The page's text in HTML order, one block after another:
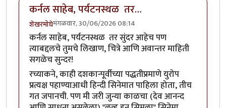
कर्नल साहेब, पर्यटनस्थळ तर…
शेखरमोघेमंगळवार, 30/06/2026 08:14
कर्नल साहेब, पर्यटनस्थळ तर सुंदर आहेच पण
त्याबद्दलचे तुमचे लिखाण, चित्रे आणि अवान्तर माहिती
सगळेच सुन्दर!
रच्याकने, काही दशकान्पूर्वीच्या पद्धतीप्रमाणे युरोप
प्रत्यक्ष पहाण्याआधी हिन्दी सिनेमात पाहिला होता, तीच
गत जपानची. पण मी जरी जुन्या काळचा (देव आनन्द